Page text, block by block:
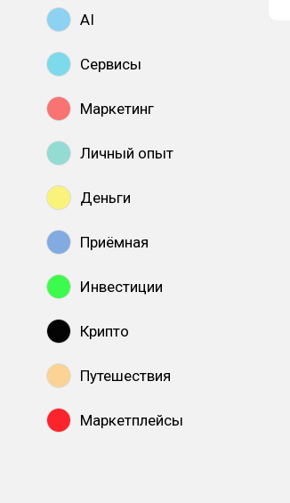
AI
Сервисы
Маркетинг
Личный опыт
Деньги
Приёмная
Инвестиции
Крипто
Путешествия
Маркетплейсы